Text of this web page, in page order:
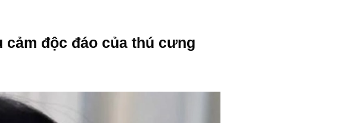
cảm độc đáo của thú cưng